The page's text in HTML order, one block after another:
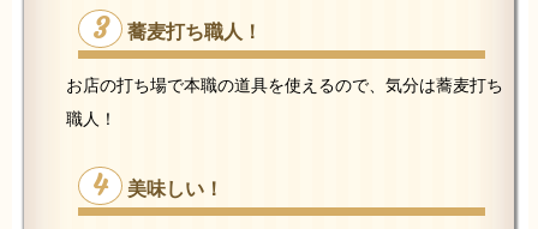
3 蕎麦打ち職人！
お店の打ち場で本職の道具を使えるので、気分は蕎麦打ち
職人！
4 美味しい！